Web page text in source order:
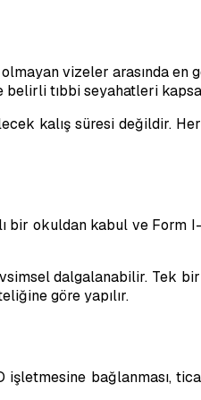
vizeler arasında en
belirli tıbbi seyahatleri
kalış süresi değildir.
bir okuldan kabul ve Form
dalgalanabilir. Tek bir
göre yapılır.
bağlanması,